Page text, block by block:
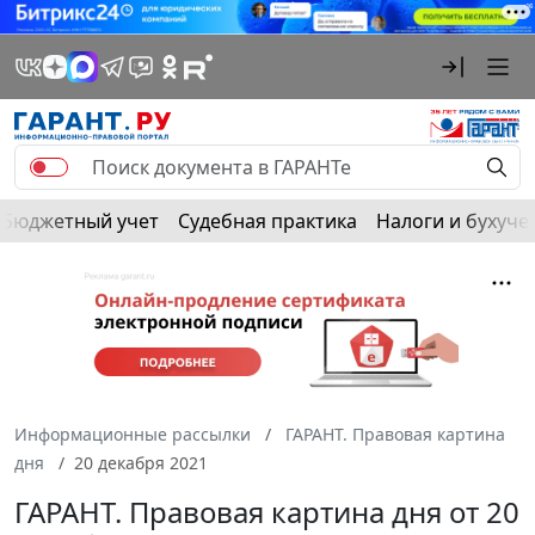
Бюджетный учет Судебная практика Налоги и
Информационные рассылки
ГАРАНТ. Правовая картина
дня
20 декабря 2021
ГАРАНТ. Правовая картина дня от 20